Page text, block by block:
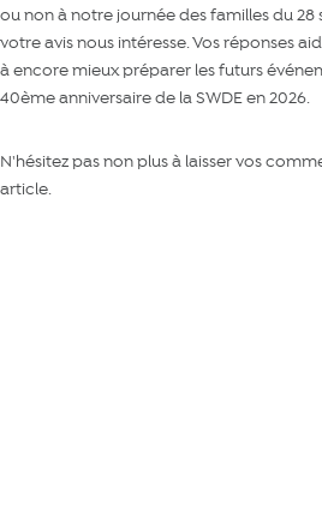
ou non à notre journée des familles du 28
votre avis nous intéresse. Vos réponses
à encore mieux préparer les futurs
40ème anniversaire de la SWDE en 2026.
N'hésitez pas non plus à laisser vos
article.